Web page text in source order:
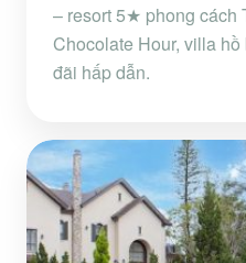
– resort 5★ phong cách
Chocolate Hour, villa
đãi hấp dẫn.